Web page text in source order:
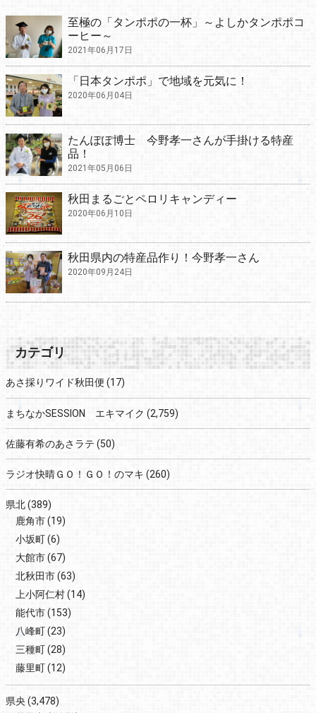
至極の「タンポポの一杯」～よしかタンポポコ
ーヒー～
2021年06月17日
「日本タンポポ」で地域を元気に！
2020年06月04日
たんぽぽ博士 今野孝一さんが手掛ける特産
品！
2021年05月06日
秋田まるごとペロリキャンディー
2020年06月10日
秋田県内の特産品作り！今野孝一さん
2020年09月24日
カテゴリ
あさ採りワイド秋田便 (17)
まちなかSESSION エキマイク (2,759)
佐藤有希のあさラテ (50)
ラジオ快晴ＧＯ！ＧＯ！のマキ (260)
県北(389)
鹿角市(19)
小坂町(6)
大館市(67)
北秋田市(63)
上小阿仁村(14)
能代市(153)
八峰町(23)
三種町(28)
藤里町(12)
県央(3,478)